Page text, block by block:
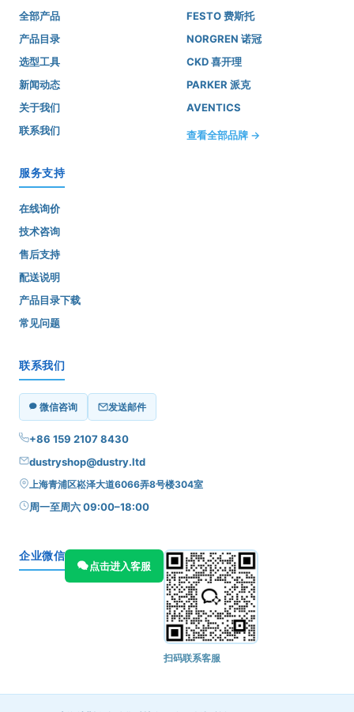
全部产品
产品目录
选型工具
新闻动态
关于我们
联系我们
FESTO 费斯托
NORGREN 诺冠
CKD 喜开理
PARKER 派克
AVENTICS
查看全部品牌 →
服务支持
在线询价
技术咨询
售后支持
配送说明
产品目录下载
常见问题
联系我们
微信咨询 发送邮件
+86 159 2107 8430
dustryshop@dustry.ltd
上海青浦区崧泽大道6066弄8号楼304室
周一至周六 09:00–18:00
企业微信
点击进入客服
扫码联系客服